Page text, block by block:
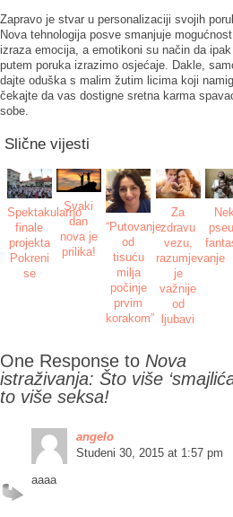
Zapravo je stvar u personalizaciji svojih
Nova tehnologija posve smanjuje mogućnost
izraza emocija, a emotikoni su način da ipak
putem poruka izrazimo osjećaje. Dakle,
dajte oduška s malim žutim licima koji
čekajte da vas dostigne sretna karma
sobe.
Slične vijesti
Spektakularno
finale
projekta
Pokreni
se
Svaki
dan
nova je
prilika!
“Putovanje
od
tisuću
milja
počinje
prvim
korakom”
Za
zdravu
vezu,
razumjevanje
je
važnije
od
ljubavi
One Response to Nova
istraživanja: Što više
to više seksa!
angelo
Studeni 30, 2015 at 1:57 pm
aaaa